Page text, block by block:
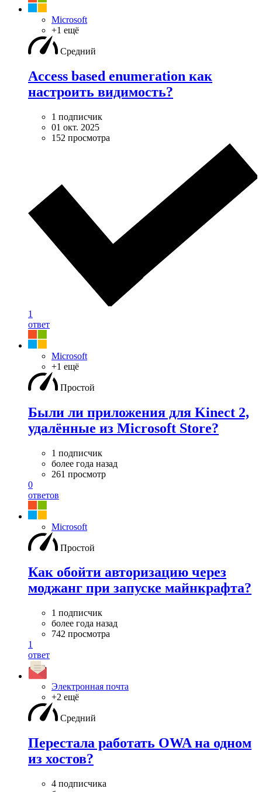
Microsoft
+1 ещё
Средний
Access based enumeration как
настроить видимость?
1 подписчик
01 окт. 2025
152 просмотра
1
ответ
Microsoft
+1 ещё
Простой
Были ли приложения для Kinect 2,
удалённые из Microsoft Store?
1 подписчик
более года назад
261 просмотр
0
ответов
Microsoft
Простой
Как обойти авторизацию через
моджанг при запуске майнкрафта?
1 подписчик
более года назад
742 просмотра
1
ответ
Электронная почта
+2 ещё
Средний
Перестала работать OWA на одном
из хостов?
4 подписчика